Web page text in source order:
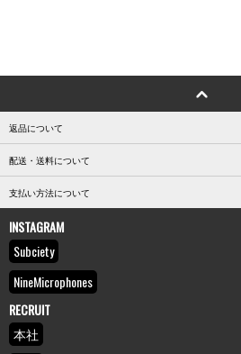
返品について
配送・送料について
支払い方法について
INSTAGRAM
Subciety
NineMicrophones
RECRUIT
本社